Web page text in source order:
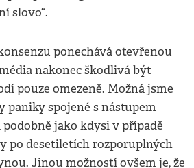
slovo“.
ponechává otevřenou
nakonec škodlivá být
pouze omezeně. Možná jsme
paniky spojené s nástupem
jako kdysi v případě
po desetiletích rozporuplných
Jinou možností ovšem je, že